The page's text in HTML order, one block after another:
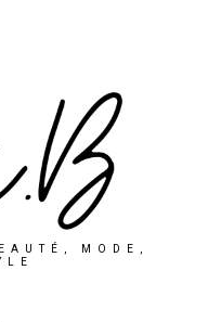
MODE,